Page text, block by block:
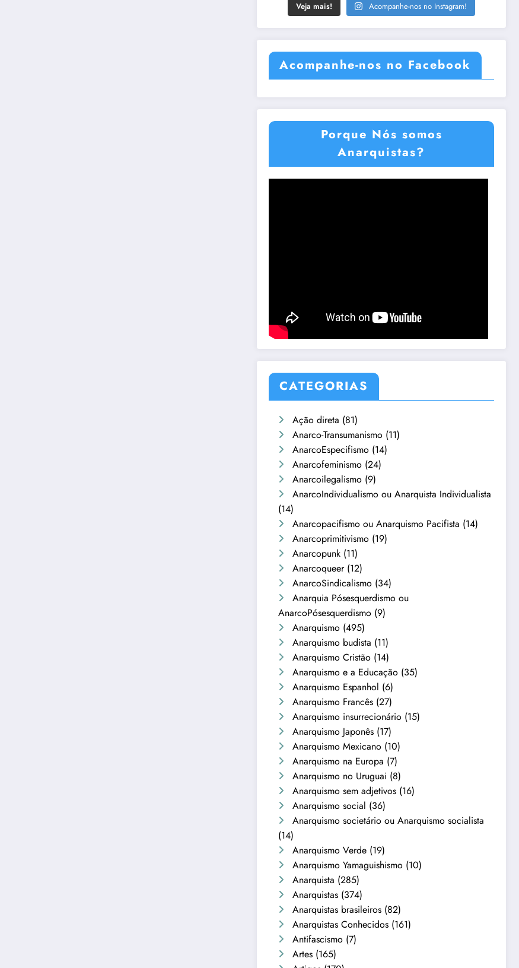
Veja mais! Acompanhe-nos no Instagram!
Acompanhe-nos no Facebook
Porque Nós somos
Anarquistas?
CATEGORIAS
Ação direta (81)
Anarco-Transumanismo (11)
AnarcoEspecifismo (14)
Anarcofeminismo (24)
Anarcoilegalismo (9)
AnarcoIndividualismo ou Anarquista Individualista
(14)
Anarcopacifismo ou Anarquismo Pacifista (14)
Anarcoprimitivismo (19)
Anarcopunk (11)
Anarcoqueer(12)
AnarcoSindicalismo (34)
Anarquia Pósesquerdismo ou
AnarcoPósesquerdismo (9)
Anarquismo (495)
Anarquismo budista (11)
Anarquismo Cristão (14)
Anarquismo e a Educação (35)
Anarquismo Espanhol (6)
Anarquismo Francês (27)
Anarquismo insurrecionário (15)
Anarquismo Japonês (17)
Anarquismo Mexicano (10)
Anarquismo na Europa (7)
Anarquismo no Uruguai (8)
Anarquismo sem adjetivos (16)
Anarquismo social (36)
Anarquismo societário ou Anarquismo socialista
(14)
Anarquismo Verde (19)
Anarquismo Yamaguishismo (10)
Anarquista (285)
Anarquistas (374)
Anarquistas brasileiros (82)
Anarquistas Conhecidos (161)
Antifascismo (7)
Artes (165)